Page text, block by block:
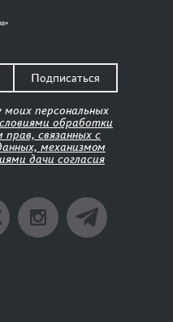
Подписаться
персональных
обработки
прав, связанных с
механизмом
дачи согласия